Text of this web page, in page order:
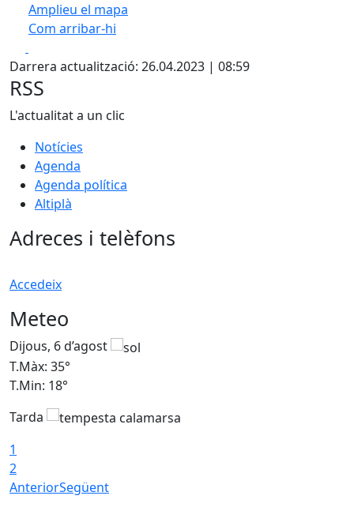
Amplieu el mapa
Com arribar-hi
+
−
Darrera actualització: 26.04.2023 | 08:59
RSS
L'actualitat a un clic
Notícies
Agenda
Agenda política
Altiplà
Adreces i telèfons
Accedeix
Meteo
Dijous, 6 d’agost
T.Màx: 35°
T.Min: 18°
Tarda
1
2
AnteriorSegüent